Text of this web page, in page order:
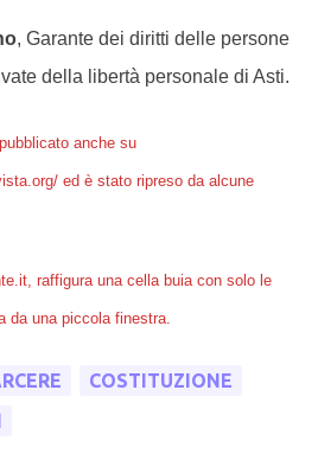
, Garante dei diritti delle persone
della libertà personale di Asti.
anche su
ed è stato ripreso da alcune
raffigura una cella buia con solo le
da una piccola finestra.
COSTITUZIONE